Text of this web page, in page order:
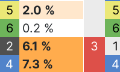
5
2.0 %
6
0.2 %
2
6.1 %
4
7.3 %
5
6
3
1
4